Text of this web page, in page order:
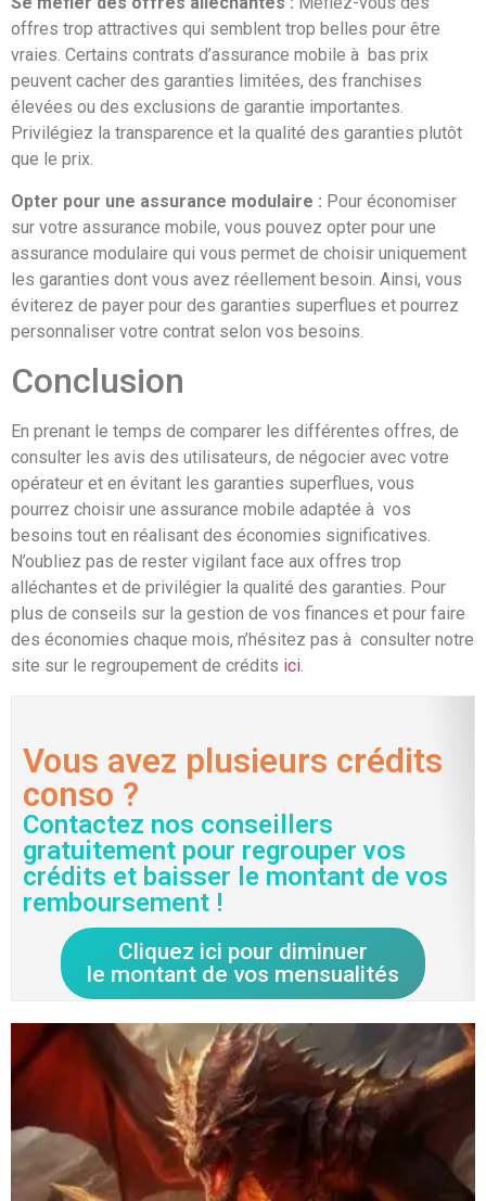
offres trop attractives qui semblent trop belles pour être
vraies. Certains contrats d’assurance mobile à bas prix
peuvent cacher des garanties limitées, des franchises
élevées ou des exclusions de garantie importantes.
Privilégiez la transparence et la qualité des garanties plutôt
que le prix.
Opter pour une assurance modulaire : Pour économiser
sur votre assurance mobile, vous pouvez opter pour une
assurance modulaire qui vous permet de choisir uniquement
les garanties dont vous avez réellement besoin. Ainsi, vous
éviterez de payer pour des garanties superflues et pourrez
personnaliser votre contrat selon vos besoins.
Conclusion
En prenant le temps de comparer les différentes offres, de
consulter les avis des utilisateurs, de négocier avec votre
opérateur et en évitant les garanties superflues, vous
pourrez choisir une assurance mobile adaptée à vos
besoins tout en réalisant des économies significatives.
N’oubliez pas de rester vigilant face aux offres trop
alléchantes et de privilégier la qualité des garanties. Pour
plus de conseils sur la gestion de vos finances et pour faire
des économies chaque mois, n’hésitez pas à consulter notre
site sur le regroupement de crédits ici.
Vous avez plusieurs crédits
conso ?
Contactez nos conseillers
gratuitement pour regrouper vos
crédits et baisser le montant de vos
remboursement !
Cliquez ici pour diminuer
le montant de vos mensualités